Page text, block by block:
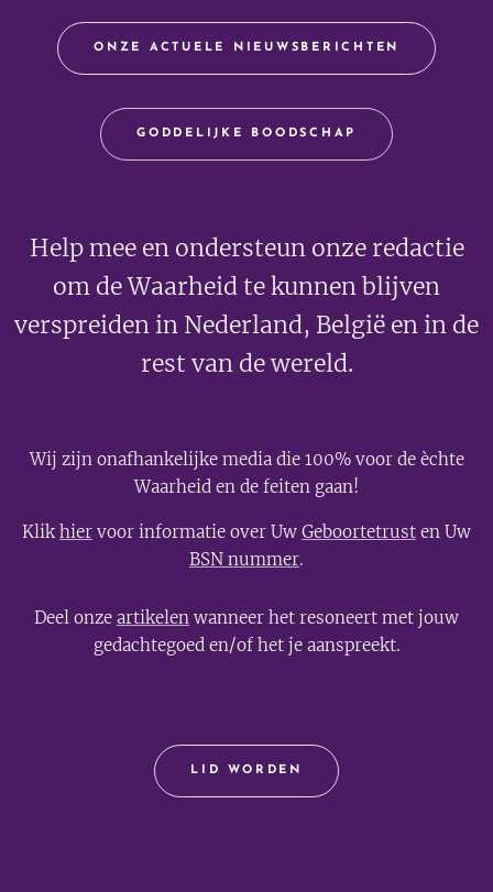
ONZE ACTUELE NIEUWSBERICHTEN
GODDELIJKE BOODSCHAP
Help mee en ondersteun onze redactie
om de Waarheid te kunnen blijven
verspreiden in Nederland, België en in de
rest van de wereld.
Wij zijn onafhankelijke media die 100% voor de èchte
Waarheid en de feiten gaan!
Klikhier voor informatie over Uw Geboortetrust en Uw
BSN nummer.
Deel onze artikelen wanneer het resoneert met jouw
gedachtegoed en/of het je aanspreekt.
LID WORDEN